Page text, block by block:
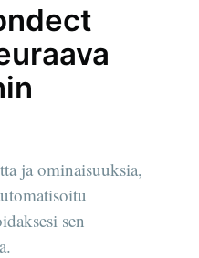
ja ominaisuuksia,
sen